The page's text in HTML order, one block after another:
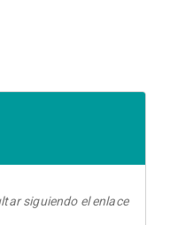
siguiendo el enlace